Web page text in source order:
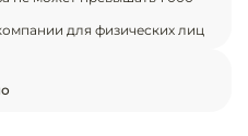
от 0 до +20
автомобиля/
для физических лиц